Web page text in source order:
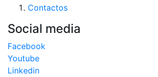
Contactos
Social media
Facebook
Youtube
Linkedin